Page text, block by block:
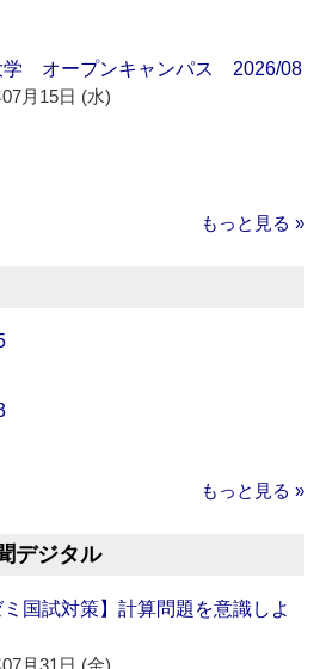
学 オープンキャンパス 2026/08
月15日 (水)
もっと見る »
もっと見る »
デジタル
ミ国試対策】計算問題を意識しよ